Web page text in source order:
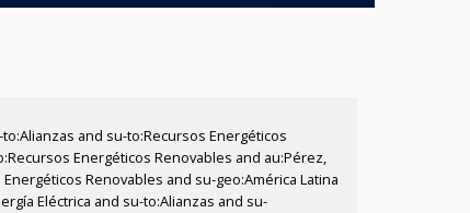
to:Alianzas and su-to:Recursos Energéticos
Energéticos Renovables and au:Pérez,
Renovables and su-geo:América Latina
Eléctrica and su-to:Alianzas and su-